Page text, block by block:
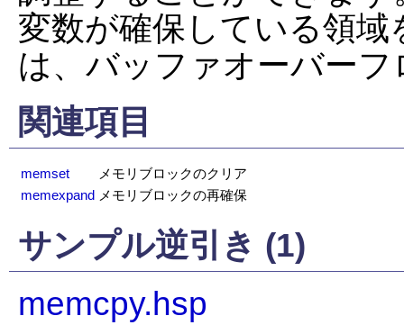
変数が確保している領
は、バッファオーバー
関連項目
memset
メモリブロックのクリア
memexpand メモリブロックの再確保
サンプル逆引き (1)
memcpy.hsp